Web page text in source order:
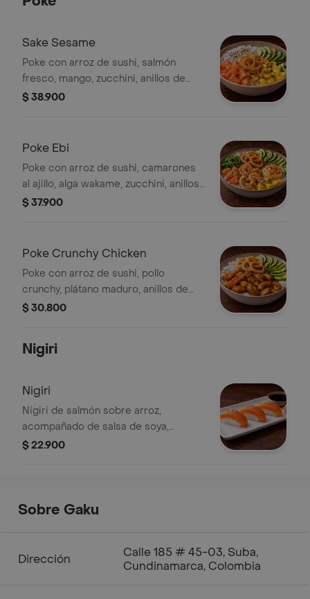
Sake Sesame
Poke con arroz de sushi, salmón
fresco, mango, zucchini, anillos de
cebolla crunch, aguacate, ajonjolí
$ 38.900
Poke Ebi
Poke con arroz de sushi, camarones
al ajillo, alga wakame, zucchini, anillos
de cebolla crunch, aguacate, salsa
$ 37.900
Poke Crunchy Chicken
Poke con arroz de sushi, pollo
crunchy, plátano maduro, anillos de
cebolla crunch, zucchini, aguacate,
$ 30.800
Nigiri
Nigiri
Nigiri de salmón sobre arroz,
acompañado de salsa de soya,
jengibre y wasabi.
$ 22.900
Sobre Gaku
Dirección
Calle 185 # 45-03, Suba,
Cundinamarca, Colombia